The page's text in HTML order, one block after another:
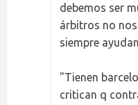
debemos ser
árbitros no
siempre
"Tienen
critican q